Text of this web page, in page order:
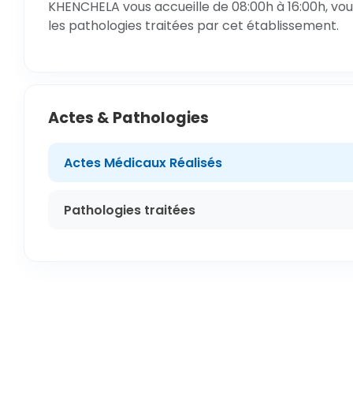
KHENCHELA vous accueille de 08:00h à 16:00h,
les pathologies traitées par cet établissement.
Actes & Pathologies
Actes Médicaux Réalisés
Pathologies traitées